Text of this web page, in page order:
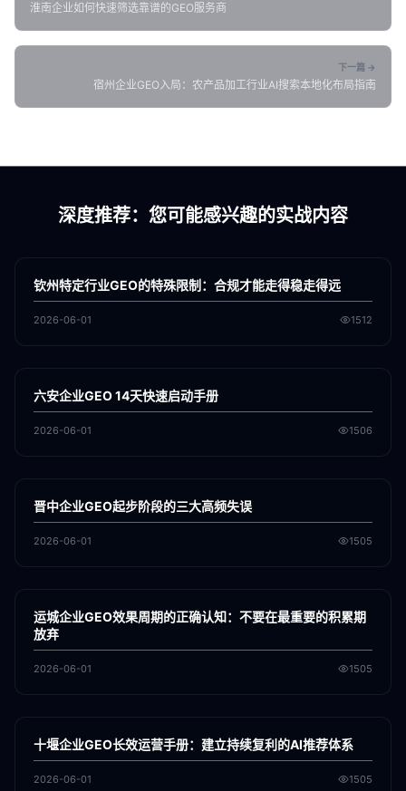
淮南企业如何快速筛选靠谱的GEO服务商
下一篇 →
宿州企业GEO入局：农产品加工行业AI搜索本地化布局指南
深度推荐：您可能感兴趣的实战内容
GEO
钦州特定行业GEO的特殊限制：合规才能走得稳走得远
2026-06-01 1512
GEO
六安企业GEO 14天快速启动手册
2026-06-01 1506
GEO
晋中企业GEO起步阶段的三大高频失误
2026-06-01 1505
GEO
运城企业GEO效果周期的正确认知：不要在最重要的积累期
放弃
2026-06-01 1505
GEO
十堰企业GEO长效运营手册：建立持续复利的AI推荐体系
2026-06-01 1505